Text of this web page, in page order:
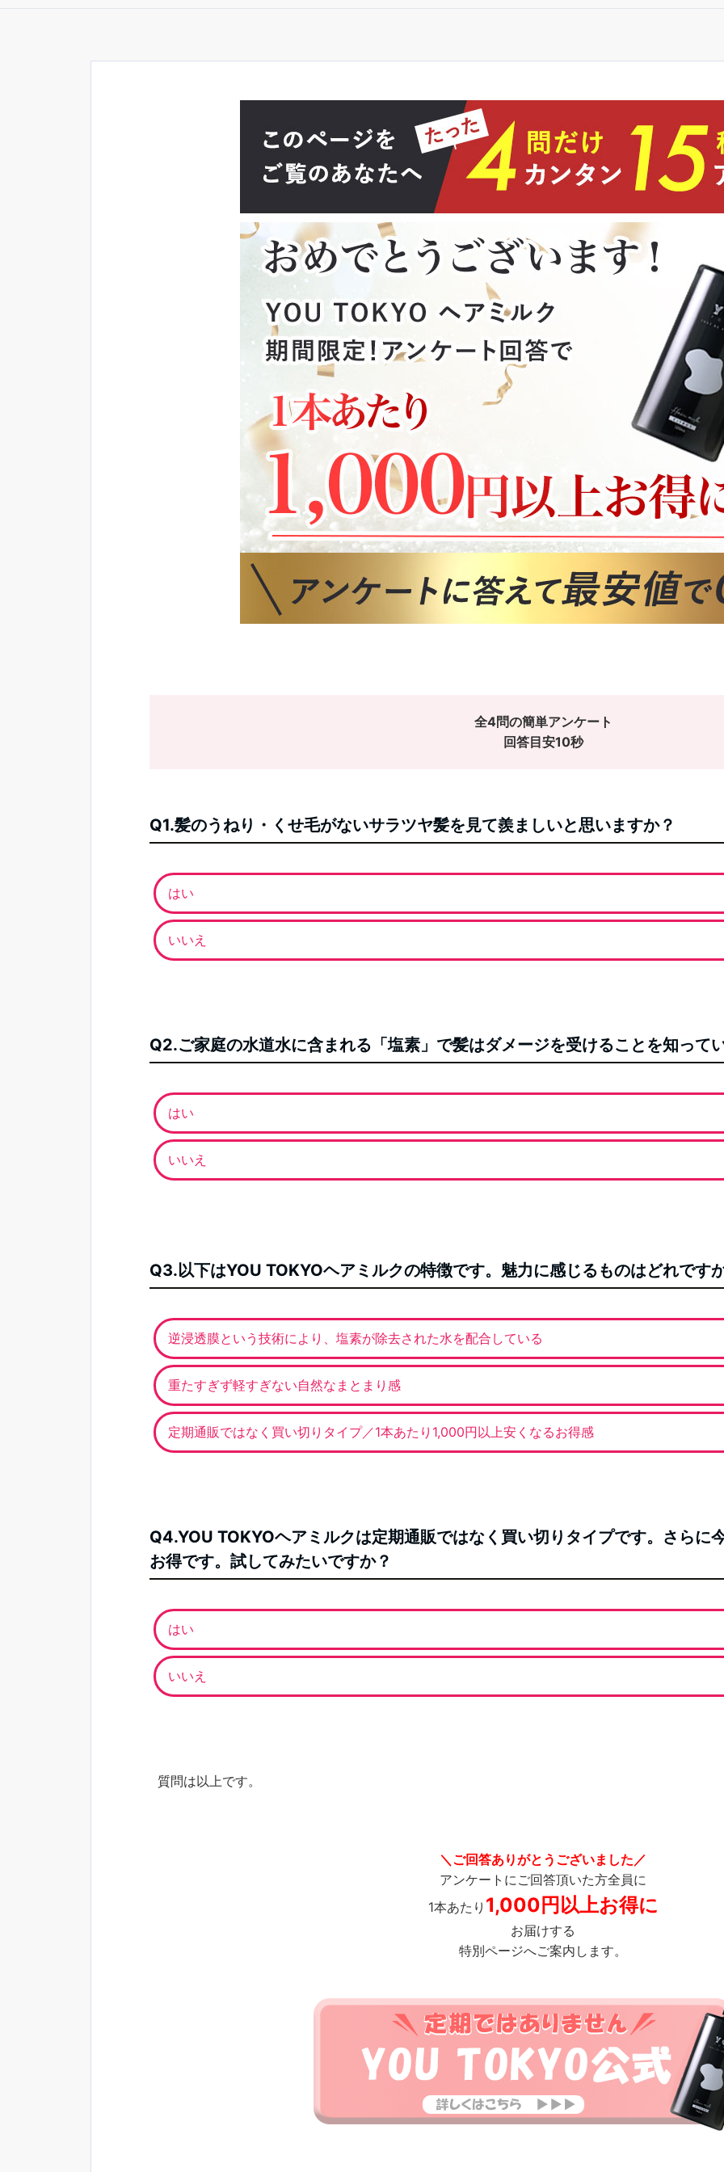
全4問の簡単アンケート
回答目安10秒
Q1.髪のうねり・くせ毛がないサラツヤ髪を見て羨ましいと思いますか？
はい
いいえ
Q2.ご家庭の水道水に含まれる「塩素」で髪はダメージを受けることを知って
はい
いいえ
Q3.以下はYOU TOKYOヘアミルクの特徴です。魅力に感じるものはどれです
逆浸透膜という技術により、塩素が除去された水を配合している
重たすぎず軽すぎない自然なまとまり感
定期通販ではなく買い切りタイプ／1本あたり1,000円以上安くなるお得感
Q4.YOU TOKYOヘアミルクは定期通販ではなく買い切りタイプです。さらに
お得です。試してみたいですか？
はい
いいえ
質問は以上です。
＼ご回答ありがとうございました／
アンケートにご回答頂いた方全員に
1本あたり 1,000円以上お得に
お届けする
特別ページへご案内します。